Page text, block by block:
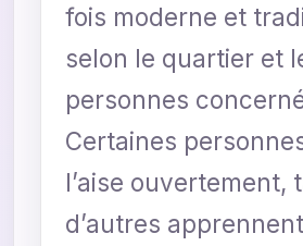
fois moderne et
selon le quartier et
personnes
Certaines
l’aise ouvertement,
d’autres